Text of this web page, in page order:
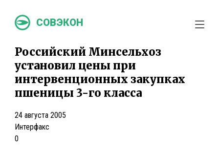
СОВЭКОН
Российский Минсельхоз
установил цены при
интервенционных закупках
пшеницы 3-го класса
24 августа 2005
Интерфакс
0